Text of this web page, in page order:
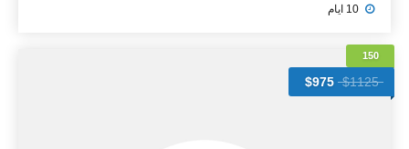
10 ايام
150
$1125
$975